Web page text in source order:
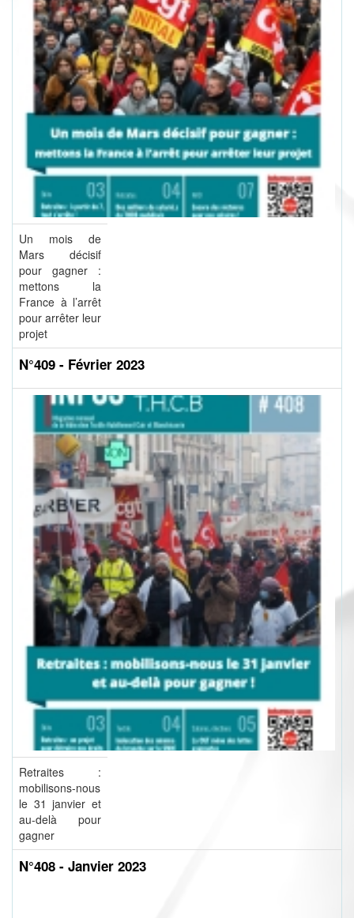
Un mois de
Mars décisif
pour gagner :
mettons la
France à l’arrêt
pour arrêter leur
projet
N°409 - Février 2023
Retraites :
mobilisons-nous
le 31 janvier et
au-delà pour
gagner
N°408 - Janvier 2023